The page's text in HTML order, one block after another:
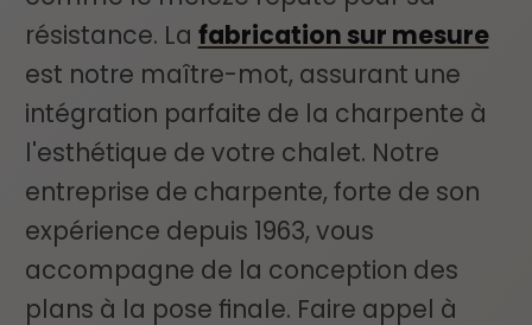
résistance. La fabrication sur mesure
est notre maître-mot, assurant une
intégration parfaite de la charpente à
l'esthétique de votre chalet. Notre
entreprise de charpente, forte de son
expérience depuis 1963, vous
accompagne de la conception des
plans à la pose finale. Faire appel à